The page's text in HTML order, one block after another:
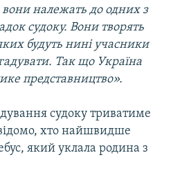
вони належать до одних з
судоку. Вони творять
будуть нині учасники
Так що Україна
представництво».
судоку триватиме
хто найшвидше
який уклала родина з